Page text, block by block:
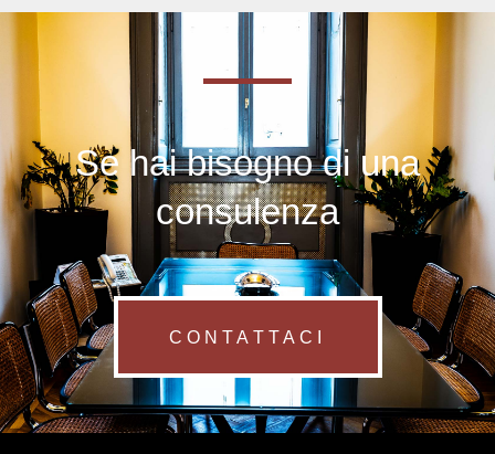
Se hai bisogno di una
consulenza
CONTATTACI